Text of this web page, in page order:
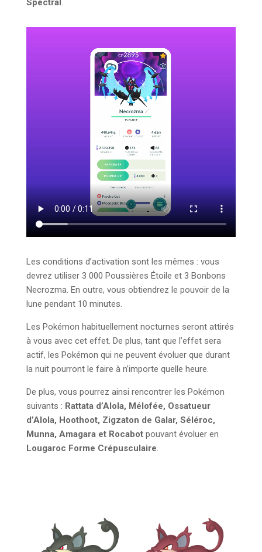
Spectral.
Les conditions d’activation sont les mêmes : vous
devrez utiliser 3 000 Poussières Étoile et 3 Bonbons
Necrozma. En outre, vous obtiendrez le pouvoir de la
lune pendant 10 minutes.
Les Pokémon habituellement nocturnes seront attirés
à vous avec cet effet. De plus, tant que l’effet sera
actif, les Pokémon qui ne peuvent évoluer que durant
la nuit pourront le faire à n’importe quelle heure.
De plus, vous pourrez ainsi rencontrer les Pokémon
suivants : Rattata d’Alola, Mélofée, Ossatueur
d’Alola, Hoothoot, Zigzaton de Galar, Séléroc,
Munna, Amagara et Rocabot pouvant évoluer en
Lougaroc Forme Crépusculaire.